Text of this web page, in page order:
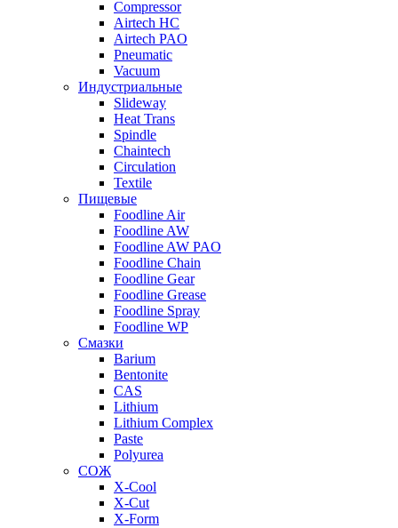
Compressor
Airtech HC
Airtech PAO
Pneumatic
Vacuum
Индустриальные
Slideway
Heat Trans
Spindle
Chaintech
Circulation
Textile
Пищевые
Foodline Air
Foodline AW
Foodline AW PAO
Foodline Chain
Foodline Gear
Foodline Grease
Foodline Spray
Foodline WP
Смазки
Barium
Bentonite
CAS
Lithium
Lithium Complex
Paste
Polyurea
СОЖ
X-Cool
X-Cut
X-Form